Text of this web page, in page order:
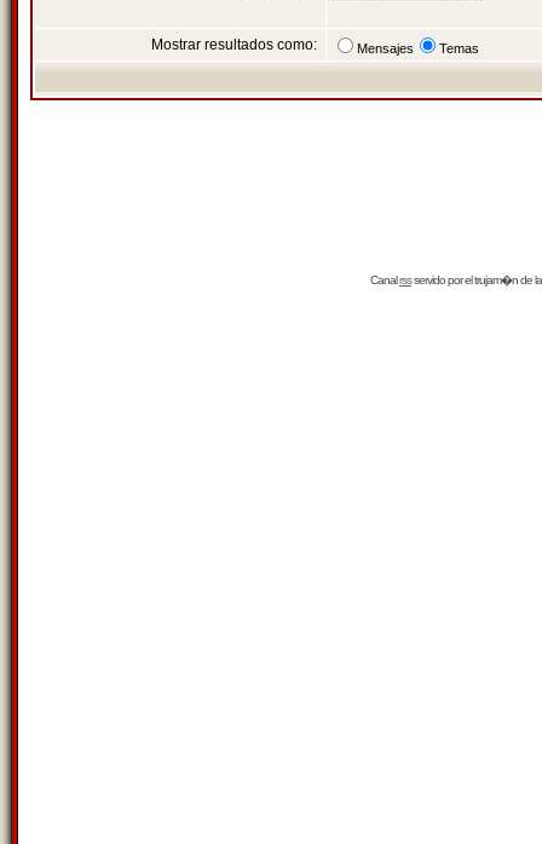
Mostrar resultados como: Mensajes Temas
Canalrssservido por eltrujam�nde